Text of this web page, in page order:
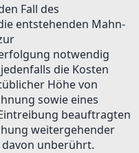
Fall des
entstehenden Mahn-
notwendig
die Kosten
Höhe von
sowie eines
beauftragten
weitergehender
unberührt.